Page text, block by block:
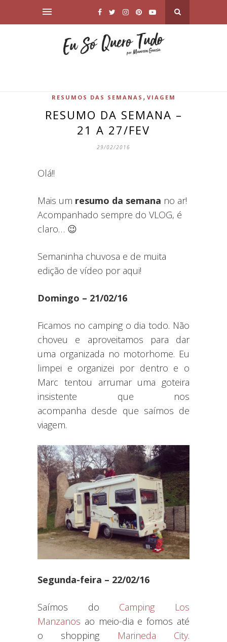
RESUMOS DAS SEMANAS , VIAGEM
RESUMO DA SEMANA –
21 A 27/FEV
29/02/2016
Olá!!
Mais um resumo da semana no ar!
Acompanhado sempre do VLOG, é
claro… 😉
Semaninha chuvosa e de muita
edição de vídeo por aqui!
Domingo – 21/02/16
Ficamos no camping o dia todo. Não
choveu e aproveitamos para dar
uma organizada no motorhome. Eu
limpei e organizei por dentro e o
Marc tentou arrumar uma goteira
insistente que nos
acompanha desde que saímos de
viagem.
Segunda-feira – 22/02/16
Saímos do Camping Los
Manzanos ao meio-dia e fomos até
o shopping Marineda City.